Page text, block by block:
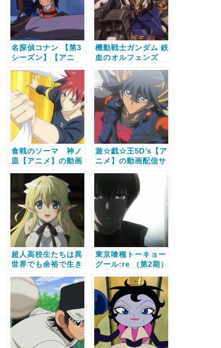
名探偵コナン 【第3
シーズン】【アニ
ビス比較と無料で全
話視聴する方法
機動戦士ガンダム 鉄
血のオルフェンズ
信サービス比較と無
料で全話視聴する方
法
食戟のソーマ 神ノ
皿【アニメ】の動画
無料で全話視聴する
方法
遊☆戯☆王5D’s【ア
ニメ】の動画配信サ
全話視聴する方法
超人高校生たちは異
世界でも余裕で生き
ニメ】の動画配信サ
ービス比較と無料で
全話視聴する方法
東京喰種トーキョー
グール:re （第2期）
信サービス比較と無
料で全話視聴する方
法